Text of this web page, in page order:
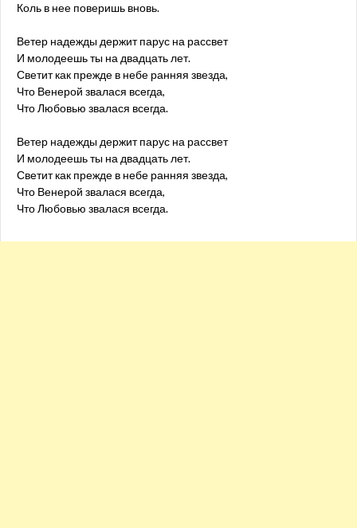
Коль в нее поверишь вновь.
Ветер надежды держит парус на рассвет
И молодеешь ты на двадцать лет.
Светит как прежде в небе ранняя звезда,
Что Венерой звалася всегда,
Что Любовью звалася всегда.
Ветер надежды держит парус на рассвет
И молодеешь ты на двадцать лет.
Светит как прежде в небе ранняя звезда,
Что Венерой звалася всегда,
Что Любовью звалася всегда.